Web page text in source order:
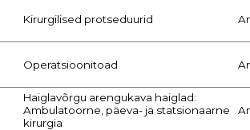
Kirurgilised protseduurid
Operatsioonitoad
Haiglavõrgu arengukava haiglad:
Ambulatoorne, päeva- ja statsionaarne
kirurgia